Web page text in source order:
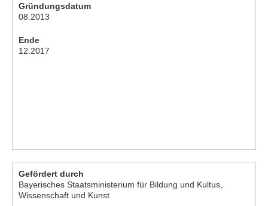
Gründungsdatum
08.2013
Ende
12.2017
Gefördert durch
Bayerisches Staatsministerium für Bildung und Kultus,
Wissenschaft und Kunst